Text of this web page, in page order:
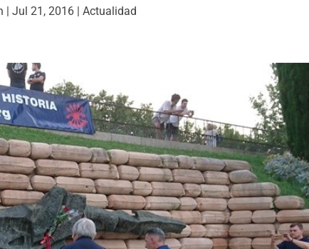
|Jul 21, 2016 |Actualidad